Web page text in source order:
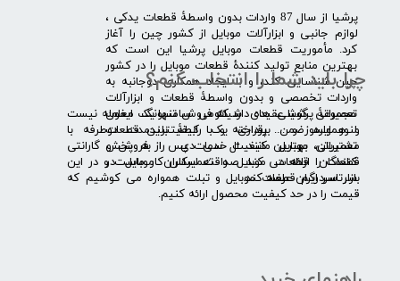
​پرشیا از سال 87 واردات بدون واسطۀ قطعات یدکی ،
لوازم جانبی و ابزارآلات موبایل از کشور چین را آغاز
کرد. مأموریت قطعات موبایل پرشیا این است که
بهترین منابع تولید کنندۀ قطعات موبایل را در کشور
چین شناسایی کند، و با ایجاد همکاری دوجانبه به
واردات تخصصی و بدون واسطۀ قطعات و ابزارآلات
تعمیراتی گوشی های شیائومی سامسونگ ایفون
لنوو ایسوز و .... پرداخته و با کیفیت­ترین قطعات
تعمیراتی موبایل مانند ال سی دی را به پخش
کنندگان قطعات موبایل و تعمیرکاران موبایل در
سرتاسر ایران عرضه کند.
چرا باید شما را انتخاب کنم؟
​​ ​مجموعۀ پرشیا عقیده دارد که فروش تنها یک معامله نیست
و همواره ضمن برقراری یک رابطۀ بلندمدت دوطرفه با
مشتریان، بهترین کیفیت خدمات پس از فروش و گارانتی
قطعات را ارائه می­ کند. صداقت اساس کار ماست و در این
بازار سردرگم قطعات موبایل و تبلت همواره می کوشیم که
قیمت را در حد کیفیت محصول ارائه کنیم.